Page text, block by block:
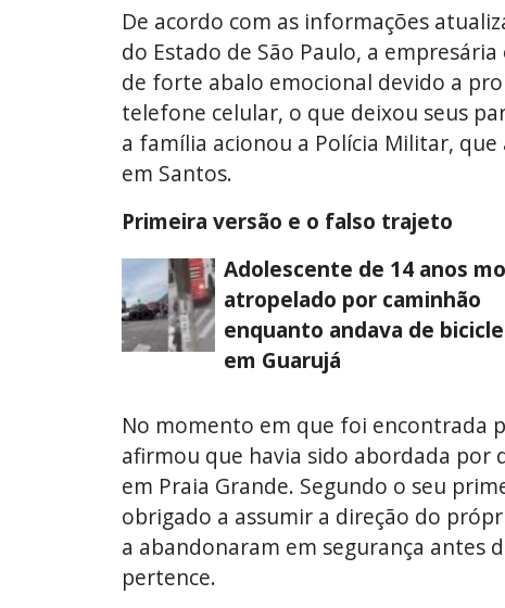
De acordo com as informações
do Estado de São Paulo, a
de forte abalo emocional devido a
telefone celular, o que deixou seus
a família acionou a Polícia Militar,
em Santos.
Primeira versão e o falso trajeto
Adolescente de 14 anos
atropelado por caminhão
enquanto andava de
em Guarujá
No momento em que foi encontrada
afirmou que havia sido abordada por
em Praia Grande. Segundo o seu
obrigado a assumir a direção do
a abandonaram em segurança antes
pertence.